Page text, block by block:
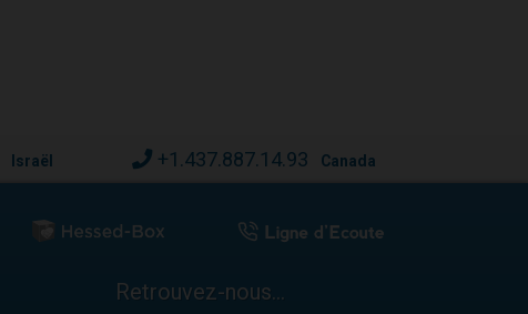
Israël +1.437.887.14.93 Canada
Retrouvez-nous...